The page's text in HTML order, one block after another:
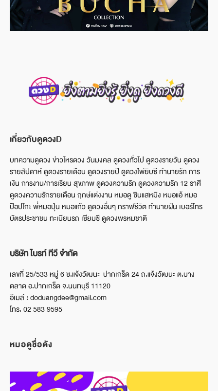
เกี่ยวกับดูดวงD
บทความดูดวง ข่าวโหรดวง วันมงคล ดูดวงทั่วไป ดูดวงรายวัน ดูดวง
รายสัปดาห์ ดูดวงรายเดือน ดูดวงรายปี ดูดวงไพ่ยิบซี ทำนายรัก การ
เงิน การงาน/การเรียน สุขภาพ ดูดวงความรัก ดูดวงความรัก 12 ราศี
ดูดวงความรักรายเดือน ฤกษ์แต่งงาน หมอดู ซินแสหมิง หมอแอ้ หมอ
ป๊อปโกะ พี่หมอปุ่น หมอแก้ว ดูดวงอื่นๆ กราฟชีวิต ทำนายฝัน เบอร์โทร
บัตรประชาชน ทะเบียนรถ เซียมซี ดูดวงพรหมชาติ
บริษัท ไบรท์ ทีวี จำกัด
เลขที่ 25/533 หมู่ 6 ซ.แจ้งวัฒนะ-ปากเกร็ด 24 ถ.แจ้งวัฒนะ ต.บาง
ตลาด อ.ปากเกร็ด จ.นนทบุรี 11120
อีเมล์ : doduangdee@gmail.com
โทร. 02 583 9595
หมอดูชื่อดัง